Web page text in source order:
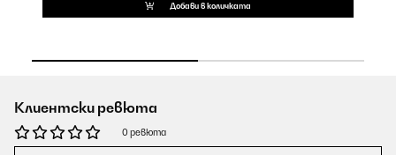
Добави в количката
Клиентски ревюта
0 ревюта